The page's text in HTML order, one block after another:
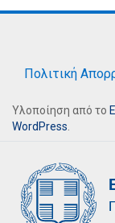
Πολιτική
Υλοποίηση από το
WordPress.